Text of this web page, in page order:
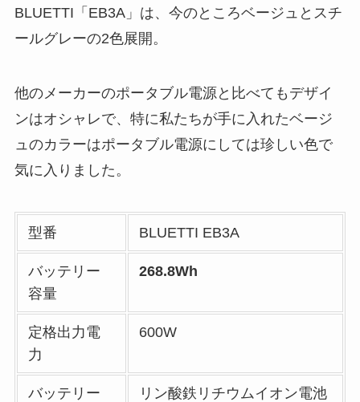
BLUETTI「EB3A」は、今のところベージュとスチ
ールグレーの2色展開。
他のメーカーのポータブル電源と比べてもデザイ
ンはオシャレで、特に私たちが手に入れたベージ
ュのカラーはポータブル電源にしては珍しい色で
気に入りました。
型番 BLUETTI EB3A
バッテリー
容量
268.8Wh
定格出力電
力
600W
バッテリー
リン酸鉄リチウムイオン電池